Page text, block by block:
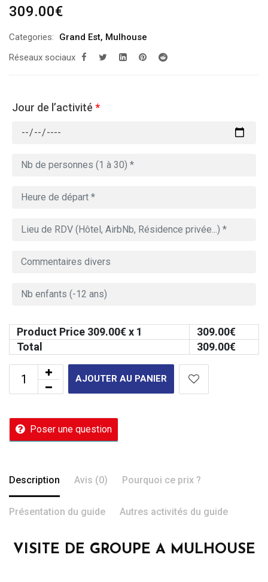
309.00€
Categories: Grand Est, Mulhouse
Réseaux sociaux
Jour de l’activité *
Product Price 309.00€ x 1 309.00€
Total
309.00€
AJOUTER AU PANIER
Poser une question
Description Avis (0) Pourquoi ce prix ?
Présentation du guide Autres activités du guide
VISITE DE GROUPE A MULHOUSE